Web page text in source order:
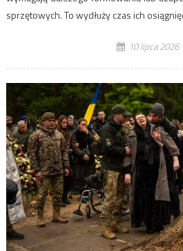
sprzętowych. To wydłuży czas ich
10 lipca 2026